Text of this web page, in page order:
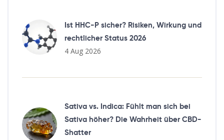
Ist HHC-P sicher? Risiken, Wirkung und
rechtlicher Status 2026
4 Aug 2026
Sativa vs. Indica: Fühlt man sich bei
Sativa höher? Die Wahrheit über CBD-
Shatter